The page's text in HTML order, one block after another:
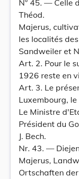
N° 45. — Celle
Théod.
Majerus,
les localités
Sandweiler et
Art. 2. Pour le
1926 reste en
Art. 3. Le
Luxembourg,
Le Ministre
Président du
J. Bech.
Nr. 43. —
Majerus,
Ortschaften